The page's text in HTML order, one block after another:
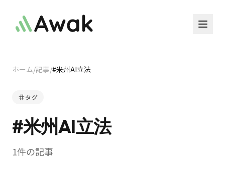
ホーム/記事/#米州AI立法
タグ
#米州AI立法
1件の記事